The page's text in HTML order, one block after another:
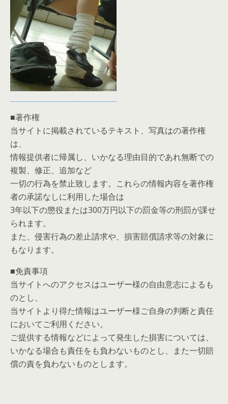
■著作権
当サイトに掲載されているテキスト、写真はの著作権
は、
情報提供者に帰属し、いかなる理由目的であれ無断での
複製、修正、追加など
一切の行為を禁止致します。これらの情報内容を著作権
者の承諾なしに利用した場合は
3年以下の懲役または300万円以下の罰金等の刑罰が課せ
られます。
また、侵害行為の差止請求や、損害賠償請求等の対象に
もなります。
■免責事項
当サイトへのアクセスはユーザー様の自由意志によるも
のとし、
当サイトより得た情報はユーザー様ご自身の判断と責任
においてご利用ください。
ご提供する情報などによって発生した損害については、
いかなる場合も責任をも負わないものとし、また一切賠
償の責を負わないものとします。